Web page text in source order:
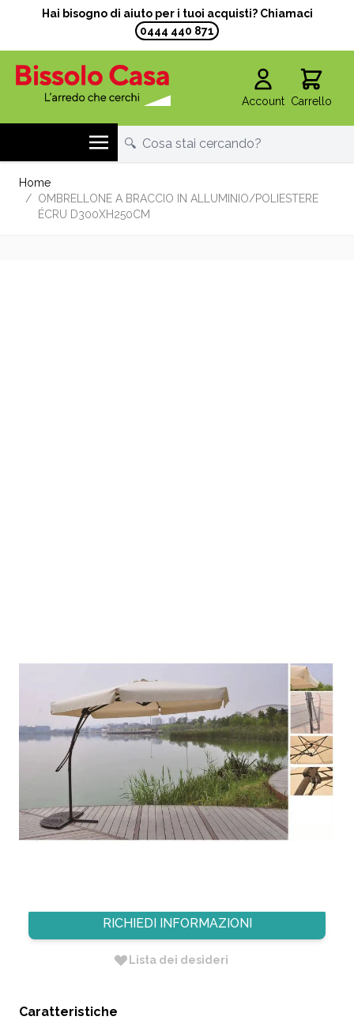
Hai bisogno di aiuto per i tuoi acquisti? Chiamaci
0444 440 871
Account Carrello
Home
/ OMBRELLONE A BRACCIO IN ALLUMINIO/POLIESTERE
ÉCRU D300XH250CM
OMBRELLONE A BRACCIO IN
ALLUMINIO/POLIESTERE ÉCRU
D300XH250CM
CODICE:38NE
Non Disponibile
RICHIEDI INFORMAZIONI
Lista dei desideri
Caratteristiche